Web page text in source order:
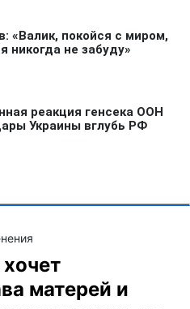
матерей и